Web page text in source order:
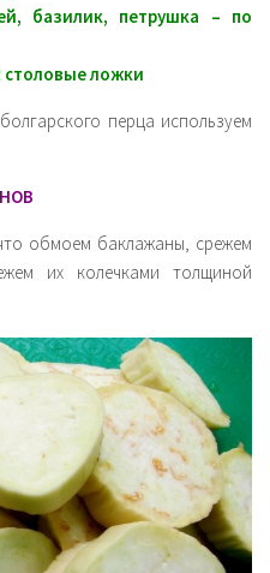
базилик, петрушка – по
столовые ложки
перца используем
обмоем баклажаны, срежем
их колечками толщиной